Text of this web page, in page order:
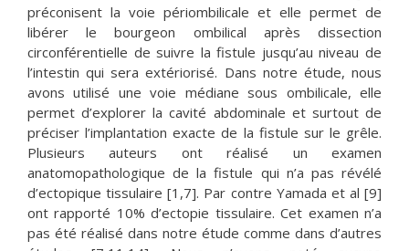
préconisent la voie périombilicale et elle permet de
libérer le bourgeon ombilical après dissection
circonférentielle de suivre la fistule jusqu’au niveau de
l’intestin qui sera extériorisé. Dans notre étude, nous
avons utilisé une voie médiane sous ombilicale, elle
permet d’explorer la cavité abdominale et surtout de
préciser l’implantation exacte de la fistule sur le grêle.
Plusieurs auteurs ont réalisé un examen
anatomopathologique de la fistule qui n’a pas révélé
d’ectopique tissulaire [1,7]. Par contre Yamada et al [9]
ont rapporté 10% d’ectopie tissulaire. Cet examen n’a
pas été réalisé dans notre étude comme dans d’autres